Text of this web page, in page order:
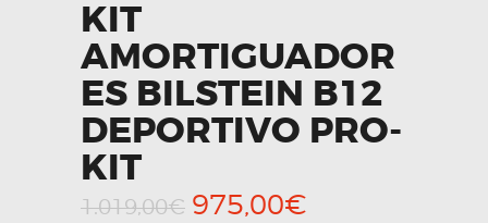
KIT
AMORTIGUADOR
ES BILSTEIN B12
DEPORTIVO PRO-
KIT
1.019,00€ El
975,00€